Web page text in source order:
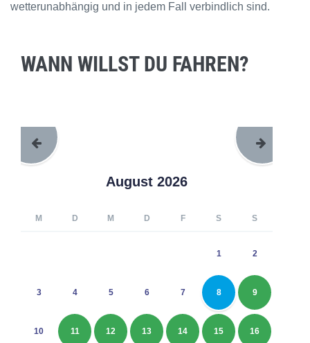
wetterunabhängig und in jedem Fall verbindlich sind.
WANN WILLST DU FAHREN?
August 2026
M D M D F S S
1 2
3 4 5 6 7 8 9
10 11 12 13 14 15 16